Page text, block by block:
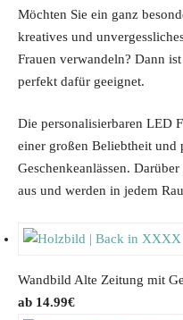
Möchten Sie ein ganz
kreatives und
Frauen verwandeln? Dann
perfekt dafür geeignet.
Die personalisierbaren LED
einer großen Beliebtheit und
Geschenkeanlässen.
aus und werden in jedem
Wandbild Alte Zeitung mit
14.99€